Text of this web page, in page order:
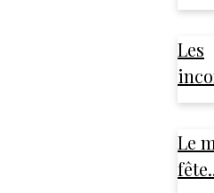
Les
Le